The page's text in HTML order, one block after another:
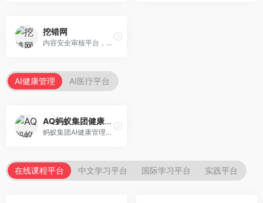
挖错网
内容安全审核平台，专注于违规内容检测。面向企业和平台，提供内容审核、敏感词检测、风险预警等服务，安全审核专业。
AI健康管理 AI医疗平台
AQ蚂蚁集团健康管家
蚂蚁集团AI健康管理服务，专注于个人健康监测。面向个人用户，提供健康评估、慢病管理、健康建议等服务，健康管理便捷。
在线课程平台 中文学习平台 国际学习平台 实践平台